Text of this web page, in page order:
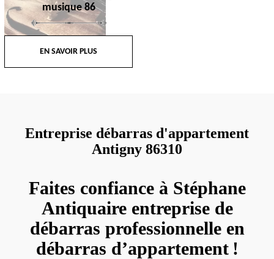
musique 86
EN SAVOIR PLUS
Entreprise débarras d'appartement
Antigny 86310
Faites confiance à Stéphane
Antiquaire entreprise de
débarras professionnelle en
débarras d’appartement !